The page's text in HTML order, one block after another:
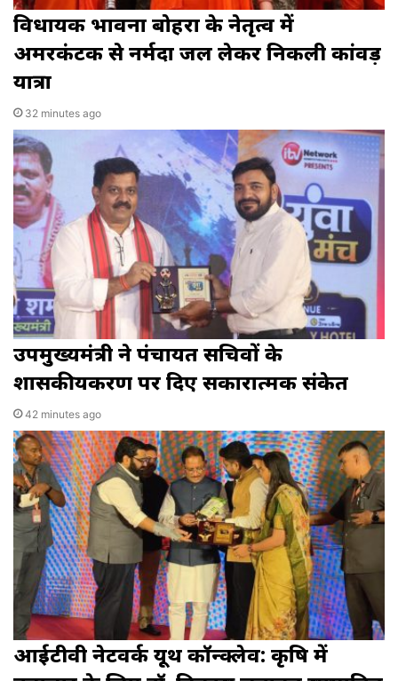
विधायक भावना बोहरा के नेतृत्व में
अमरकंटक से नर्मदा जल लेकर निकली कांवड़
यात्रा
32 minutes ago
उपमुख्यमंत्री ने पंचायत सचिवों के
शासकीयकरण पर दिए सकारात्मक संकेत
42 minutes ago
आईटीवी नेटवर्क यूथ कॉन्क्लेव: कृषि में